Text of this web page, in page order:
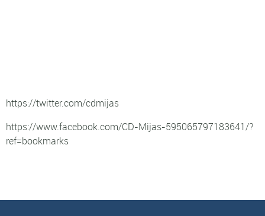
https://twitter.com/cdmijas
https://www.facebook.com/CD-Mijas-595065797183641/?
ref=bookmarks